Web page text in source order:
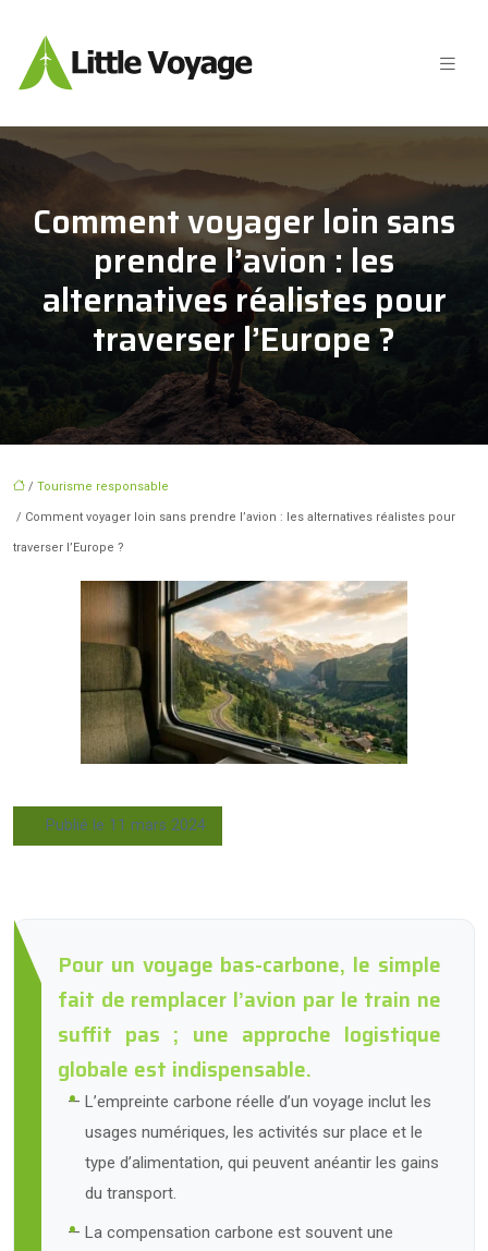
Comment voyager loin sans
prendre l’avion : les
alternatives réalistes pour
traverser l’Europe ?
/ Tourisme responsable
/ Comment voyager loin sans prendre l’avion : les alternatives réalistes pour
traverser l’Europe ?
Publié le 11 mars 2024
Pour un voyage bas-carbone, le simple
fait de remplacer l’avion par le train ne
suffit pas ; une approche logistique
globale est indispensable.
L’empreinte carbone réelle d’un voyage inclut les
usages numériques, les activités sur place et le
type d’alimentation, qui peuvent anéantir les gains
du transport.
La compensation carbone est souvent une